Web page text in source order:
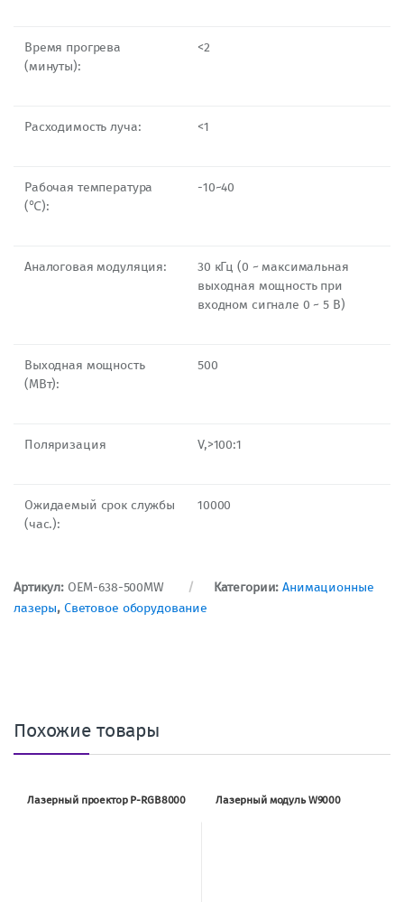
Время прогрева
(минуты):
<2
Расходимость луча: <1
Рабочая температура
(℃):
-10~40
Аналоговая модуляция:
30 кГц (0 ~ максимальная
выходная мощность при
входном сигнале 0 ~ 5 В)
Выходная мощность
(МВт):
500
Поляризация V,>100:1
Ожидаемый срок службы
(час.):
10000
Артикул: OEM-638-500MW Категории:Анимационные
лазеры, Световое оборудование
Похожие товары
Лазерный проектор P-RGB8000 Лазерный модуль W9000